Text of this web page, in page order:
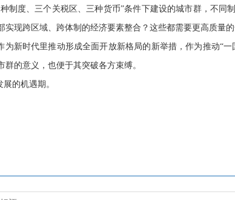
制度、三个关税区、三种货币”条件下建设的城市群，不同
现跨区域、跨体制的经济要素整合？这些都需要更高质量的
为新时代里推动形成全面开放新格局的新举措，作为推动“
的意义，也便于其突破各方束缚。
的机遇期。